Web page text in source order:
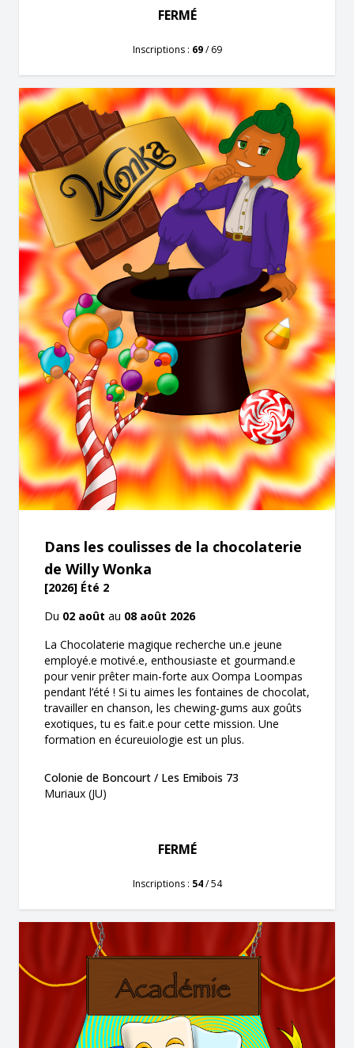
FERMÉ
Inscriptions : 69/ 69
Dans les coulisses de la chocolaterie
de Willy Wonka
[2026] Été 2
Du 02 août au 08 août 2026
La Chocolaterie magique recherche un.e jeune
employé.e motivé.e, enthousiaste et gourmand.e
pour venir prêter main-forte aux Oompa Loompas
pendant l’été ! Si tu aimes les fontaines de chocolat,
travailler en chanson, les chewing-gums aux goûts
exotiques, tu es fait.e pour cette mission. Une
formation en écureuiologie est un plus.
Colonie de Boncourt / Les Emibois 73
Muriaux (JU)
FERMÉ
Inscriptions : 54/ 54